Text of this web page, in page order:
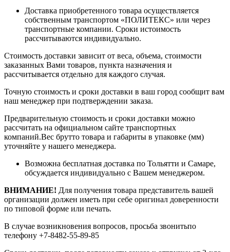
Доставка приобретенного товара осуществляется
собственным транспортом «ПОЛИТЕКС» или через
транспортные компании. Сроки истоимость
рассчитываются индивидуально.
Стоимость доставки зависит от веса, объема, стоимости
заказанных Вами товаров, пункта назначения и
рассчитывается отдельно для каждого случая.
Точную стоимость и сроки доставки в ваш город сообщит вам
наш менеджер при подтверждении заказа.
Предварительную стоимость и сроки доставки можно
рассчитать на официальном сайте транспортных
компаний.Вес брутто товара и габариты в упаковке (мм)
уточняйте у нашего менеджера.
Возможна бесплатная доставка по Тольятти и Самаре,
обсуждается индивидуально с Вашем менеджером.
ВНИМАНИЕ! Для получения товара представитель вашей
организации должен иметь при себе оригинал доверенности
по типовой форме или печать.
В случае возникновения вопросов, просьба звонитьпо
телефону +7-8482-55-89-85